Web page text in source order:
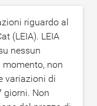
riguardo al
(LEIA). LEIA
nessun
non
variazioni di
giorni. Non